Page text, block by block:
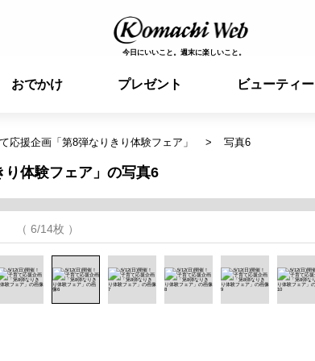
今日にいいこと。週末に楽しいこと。
おでかけ プレゼント ビューティー
応援企画「第8弾なりきり体験フェア」 写真6
体験フェア」の写真6
（ 6/14枚 ）